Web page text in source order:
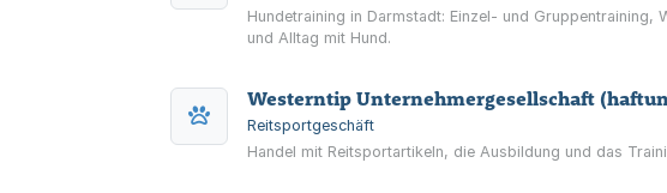
Hundetraining in Darmstadt: Einzel- und
und Alltag mit Hund.
Westerntip Unternehmergesellschaft
Reitsportgeschäft
Handel mit Reitsportartikeln, die Ausbildung und das